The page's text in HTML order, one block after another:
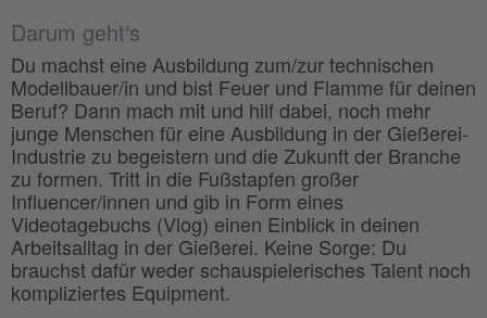
Darum geht‘s
Du machst eine Ausbildung zum/zur technischen
Modellbauer/in und bist Feuer und Flamme für deinen
Beruf? Dann mach mit und hilf dabei, noch mehr
junge Menschen für eine Ausbildung in der Gießerei-
Industrie zu begeistern und die Zukunft der Branche
zu formen. Tritt in die Fußstapfen großer
Influencer/innen und gib in Form eines
Videotagebuchs (Vlog) einen Einblick in deinen
Arbeitsalltag in der Gießerei. Keine Sorge: Du
brauchst dafür weder schauspielerisches Talent noch
kompliziertes Equipment.